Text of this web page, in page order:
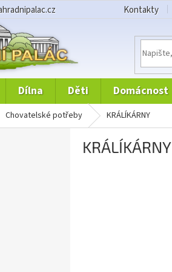
Kontakty
dílna děti domácnost
chovatelské potřeby KRÁLÍKÁRNY
KRÁLÍKÁRNY